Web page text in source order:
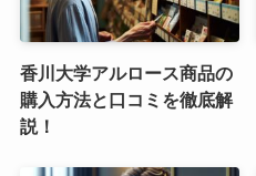
香川大学アルロース商品の
購入方法と口コミを徹底解
説！